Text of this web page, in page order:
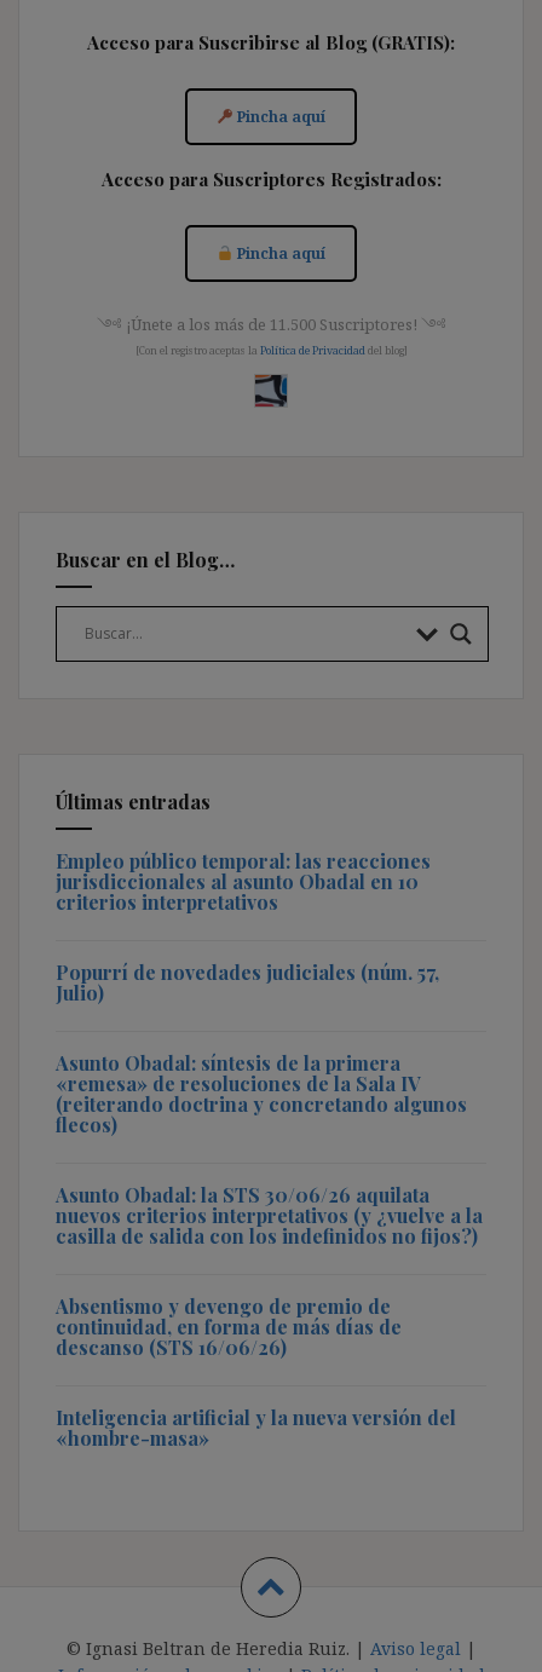
Acceso para Suscribirse al Blog (GRATIS):
Pincha aquí
Acceso para Suscriptores Registrados:
Pincha aquí
༺ ¡Únete a los más de 11.500 Suscriptores! ༺
[Con el registro aceptas la Política de Privacidad del blog]
Buscar en el Blog…
Últimas entradas
Empleo público temporal: las reacciones
jurisdiccionales al asunto Obadal en 10
criterios interpretativos
Popurrí de novedades judiciales (núm. 57,
Julio)
Asunto Obadal: síntesis de la primera
«remesa» de resoluciones de la Sala IV
(reiterando doctrina y concretando algunos
flecos)
Asunto Obadal: la STS 30/06/26 aquilata
nuevos criterios interpretativos (y ¿vuelve a la
casilla de salida con los indefinidos no fijos?)
Absentismo y devengo de premio de
continuidad, en forma de más días de
descanso (STS 16/06/26)
Inteligencia artificial y la nueva versión del
«hombre-masa»
© Ignasi Beltran de Heredia Ruiz. | Aviso legal |